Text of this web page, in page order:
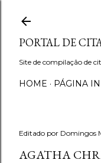
PORTAL DE
Site de compilação de
HOME PÁGINA
Editado por Domingos
AGATHA